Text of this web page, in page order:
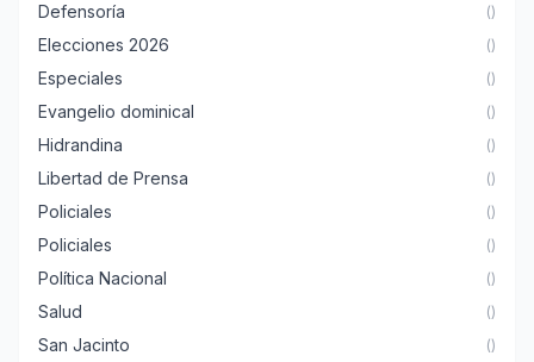
Defensoría ()
Elecciones 2026 ()
Especiales ()
Evangelio dominical ()
Hidrandina ()
Libertad de Prensa ()
Policiales ()
Policiales ()
Política Nacional ()
Salud ()
San Jacinto ()